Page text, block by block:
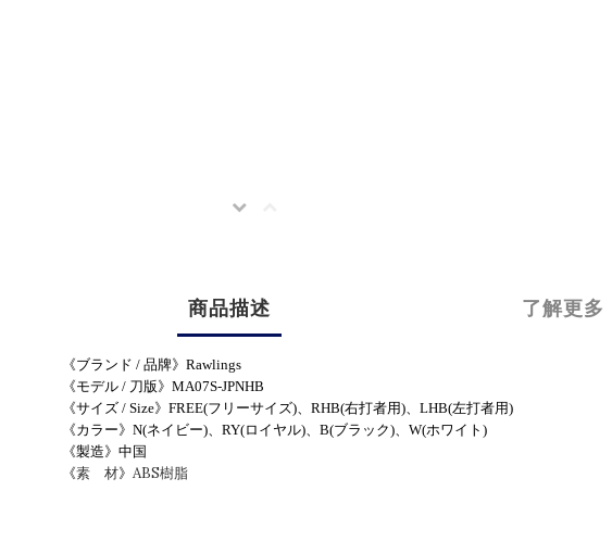
商品描述 了解更多
《ブランド / 品牌》 Rawlings
《モデル / 刀版》 MA07S-JPNHB
《サイズ / Size》 FREE(フリーサイズ)、RHB(右打者用)、LHB(左打者用)
《カラー》 N(ネイビー)、RY(ロイヤル)、 B(ブラック)、W(ホワイト)
《製造》 中国
《素 材》 ABS樹脂